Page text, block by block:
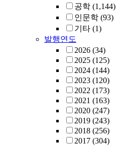
공학 (1,144)
인문학 (93)
기타 (1)
발행연도
2026 (34)
2025 (125)
2024 (144)
2023 (120)
2022 (173)
2021 (163)
2020 (247)
2019 (243)
2018 (256)
2017 (304)